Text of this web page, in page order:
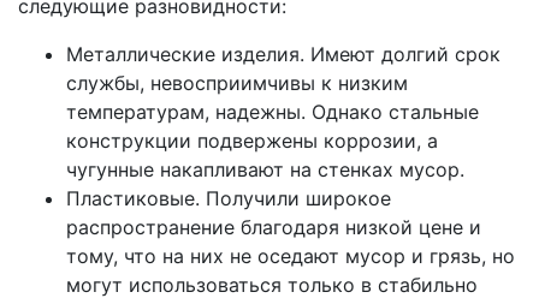
следующие разновидности:
Металлические изделия. Имеют долгий срок
службы, невосприимчивы к низким
температурам, надежны. Однако стальные
конструкции подвержены коррозии, а
чугунные накапливают на стенках мусор.
Пластиковые. Получили широкое
распространение благодаря низкой цене и
тому, что на них не оседают мусор и грязь, но
могут использоваться только в стабильно